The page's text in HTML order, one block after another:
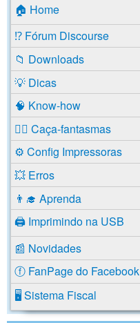
🏠 Home
⁉️ Fórum Discourse
📁 Downloads
💡 Dicas
🧠 Know-how
🕵️‍♂️ Caça-fantasmas
⚙️ Config Impressoras
💥 Erros
👨‍🎓 Aprenda
🖨️ Imprimindo na USB
📰 Novidades
ⓕ FanPage do Facebook
🖥️ Sistema Fiscal